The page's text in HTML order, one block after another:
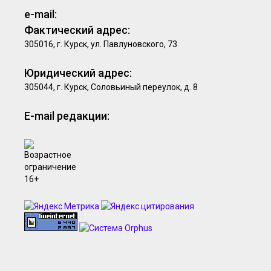
e-mail:
Фактический адрес:
305016, г. Курск, ул. Павлуновского, 73
Юридический адрес:
305044, г. Курск, Соловьиный переулок, д. 8
E-mail редакции: